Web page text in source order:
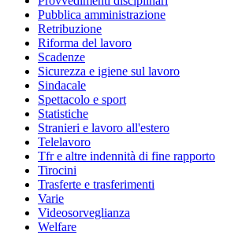
Pubblica amministrazione
Retribuzione
Riforma del lavoro
Scadenze
Sicurezza e igiene sul lavoro
Sindacale
Spettacolo e sport
Statistiche
Stranieri e lavoro all'estero
Telelavoro
Tfr e altre indennità di fine rapporto
Tirocini
Trasferte e trasferimenti
Varie
Videosorveglianza
Welfare